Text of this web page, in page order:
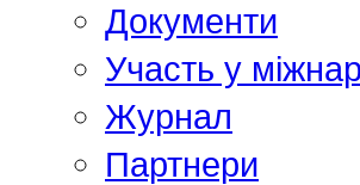
Документи
Участь у
Журнал
Партнери